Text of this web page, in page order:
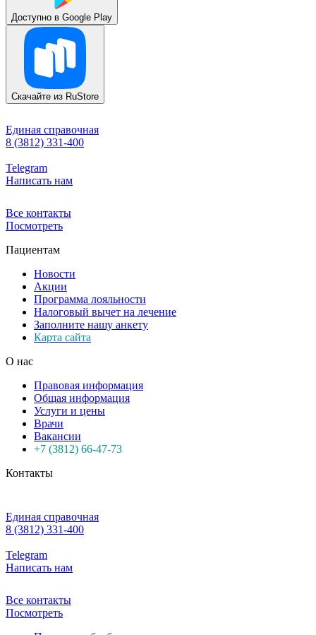
Доступно в Google Play
Скачайте из RuStore
Единая справочная
8 (3812) 331-400
Telegram
Написать нам
Все контакты
Посмотреть
Пациентам
Новости
Акции
Программа лояльности
Налоговый вычет на лечение
Заполните нашу анкету
Карта сайта
О нас
Правовая информация
Общая информация
Услуги и цены
Врачи
Вакансии
+7 (3812) 66-47-73
Контакты
Единая справочная
8 (3812) 331-400
Telegram
Написать нам
Все контакты
Посмотреть